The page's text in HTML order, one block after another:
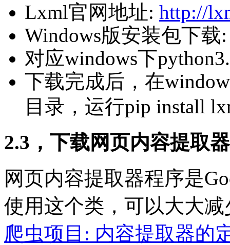
Lxml官网地址: http://
Windows版安装包下
对应windows下
下载完成后，在
目录，运行pip install
2.3，下载网页内容提取
网页内容提取器程序是
使用这个类，可以大大
爬虫项目: 内容提取器的